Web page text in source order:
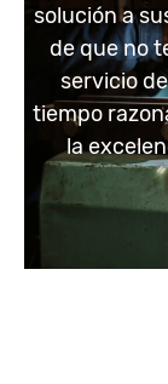
solución a
de que no
servicio
tiempo
la